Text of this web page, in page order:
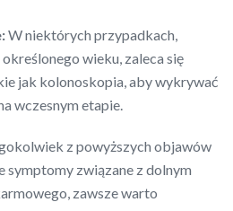
W niektórych przypadkach,
wieku, zaleca się
jak kolonoskopia, aby wykrywać
wczesnym etapie.
z powyższych objawów
symptomy związane z dolnym
zawsze warto